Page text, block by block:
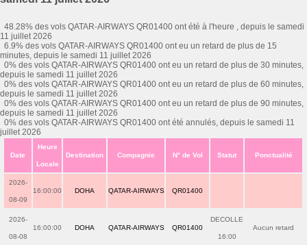
48.28% des vols QATAR-AIRWAYS QR01400 ont été à l'heure , depuis le samedi
11 juillet 2026
6.9% des vols QATAR-AIRWAYS QR01400 ont eu un retard de plus de 15
minutes, depuis le samedi 11 juillet 2026
0% des vols QATAR-AIRWAYS QR01400 ont eu un retard de plus de 30 minutes,
depuis le samedi 11 juillet 2026
0% des vols QATAR-AIRWAYS QR01400 ont eu un retard de plus de 60 minutes,
depuis le samedi 11 juillet 2026
0% des vols QATAR-AIRWAYS QR01400 ont eu un retard de plus de 90 minutes,
depuis le samedi 11 juillet 2026
0% des vols QATAR-AIRWAYS QR01400 ont été annulés, depuis le samedi 11
juillet 2026
Date
Heure
Locale
Destination Compagnie N° de Vol Statut Ponctualité
2026-
08-09
16:00:00 DOHA QATAR-AIRWAYS QR01400
2026-
08-08
16:00:00 DOHA QATAR-AIRWAYS QR01400
DECOLLE
16:00
Aucun retard